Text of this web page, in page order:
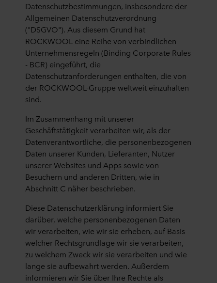
Datenschutzbestimmungen, insbesondere der
Allgemeinen Datenschutzverordnung
("DSGVO"). Aus diesem Grund hat
ROCKWOOL eine Reihe von verbindlichen
Unternehmensregeln (Binding Corporate Rules
- BCR) eingeführt, die
Datenschutzanforderungen enthalten, die von
der ROCKWOOL-Gruppe weltweit einzuhalten
sind.
Im Zusammenhang mit unserer
Geschäftstätigkeit verarbeiten wir, als der
Datenverantwortliche, die personenbezogenen
Daten unserer Kunden, Lieferanten, Nutzer
unserer Websites und Apps sowie von
Besuchern und anderen Dritten, wie in
Abschnitt C näher beschrieben.
Diese Datenschutzerklärung informiert Sie
darüber, welche personenbezogenen Daten
wir verarbeiten, wie wir sie erheben, auf Basis
welcher Rechtsgrundlage wir sie verarbeiten,
zu welchem Zweck wir sie verarbeiten und wie
lange sie aufbewahrt werden. Außerdem
informieren wir Sie über Ihre Rechte als